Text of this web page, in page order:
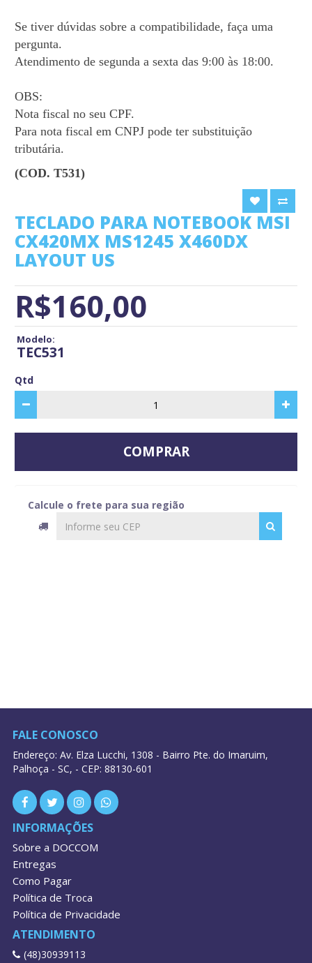
Se tiver dúvidas sobre a compatibilidade, faça uma
pergunta.
Atendimento de segunda a sexta das 9:00 às 18:00.
OBS:
Nota fiscal no seu CPF.
Para nota fiscal em CNPJ pode ter substituição
tributária.
(COD. T531)
TECLADO PARA NOTEBOOK MSI
CX420MX MS1245 X460DX
LAYOUT US
R$160,00
Modelo:
TEC531
Qtd
COMPRAR
Calcule o frete para sua região
FALE CONOSCO
Endereço: Av. Elza Lucchi, 1308 - Bairro Pte. do Imaruim,
Palhoça - SC, - CEP: 88130-601
INFORMAÇÕES
Sobre a DOCCOM
Entregas
Como Pagar
Política de Troca
Política de Privacidade
ATENDIMENTO
(48)30939113